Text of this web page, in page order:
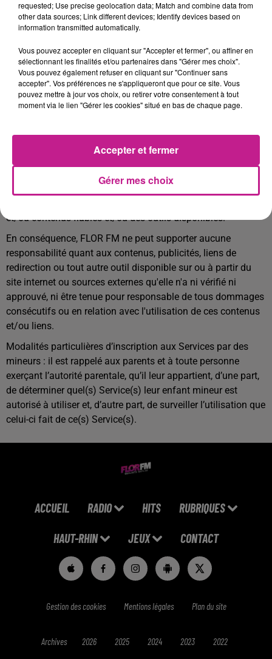
déposées.
Toute reproduction totale ou partielle de ces marques et/ou
l’autorisation expresse de FLOR FM est donc prohibée, au
sens de l’article L.713-2 du Code de la Propriété Intellectuelle.
Tous les contenus (tels que les images, photographies, sons,
vidéos, logos, marques, éléments graphiques, sans que cette
contrôle ni garantie. La responsabilité de FLOR FM et/ou de
ses partenaires ne pourra être engagée du fait de l'utilisation
des informations, contenus fournis et/ou des outils, liens
et/ou contenus fiables et/ou des outils disponibles.
En conséquence, FLOR FM ne peut supporter aucune
responsabilité quant aux contenus, publicités, liens de
redirection ou tout autre outil disponible sur ou à partir du
site internet ou sources externes qu'elle n'a ni vérifié ni
approuvé, ni être tenue pour responsable de tous dommages
consécutifs ou en relation avec l'utilisation de ces contenus
et/ou liens.
Modalités particulières d’inscription aux Services par des
mineurs : il est rappelé aux parents et à toute personne
exerçant l’autorité parentale, qu’il leur appartient, d’une part,
de déterminer quel(s) Service(s) leur enfant mineur est
autorisé à utiliser et, d’autre part, de surveiller l’utilisation que
celui-ci fait de ce(s) Service(s).
ACCUEIL RADIO HITS RUBRIQUES
HAUT-RHIN JEUX CONTACT
Gestion des cookies Mentions légales Plan du site
Archives 2026 2025 2024 2023 2022
requested; Use precise geolocation data; Match and combine data from
other data sources; Link different devices; Identify devices based on
information transmitted automatically.
Vous pouvez accepter en cliquant sur "Accepter et fermer", ou affiner en
sélectionnant les finalités et/ou partenaires dans "Gérer mes choix".
Vous pouvez également refuser en cliquant sur "Continuer sans
accepter". Vos préférences ne s'appliqueront que pour ce site. Vous
pouvez mettre à jour vos choix, ou retirer votre consentement à tout
moment via le lien "Gérer les cookies" situé en bas de chaque page.
Gérer mes choix
Accepter et fermer